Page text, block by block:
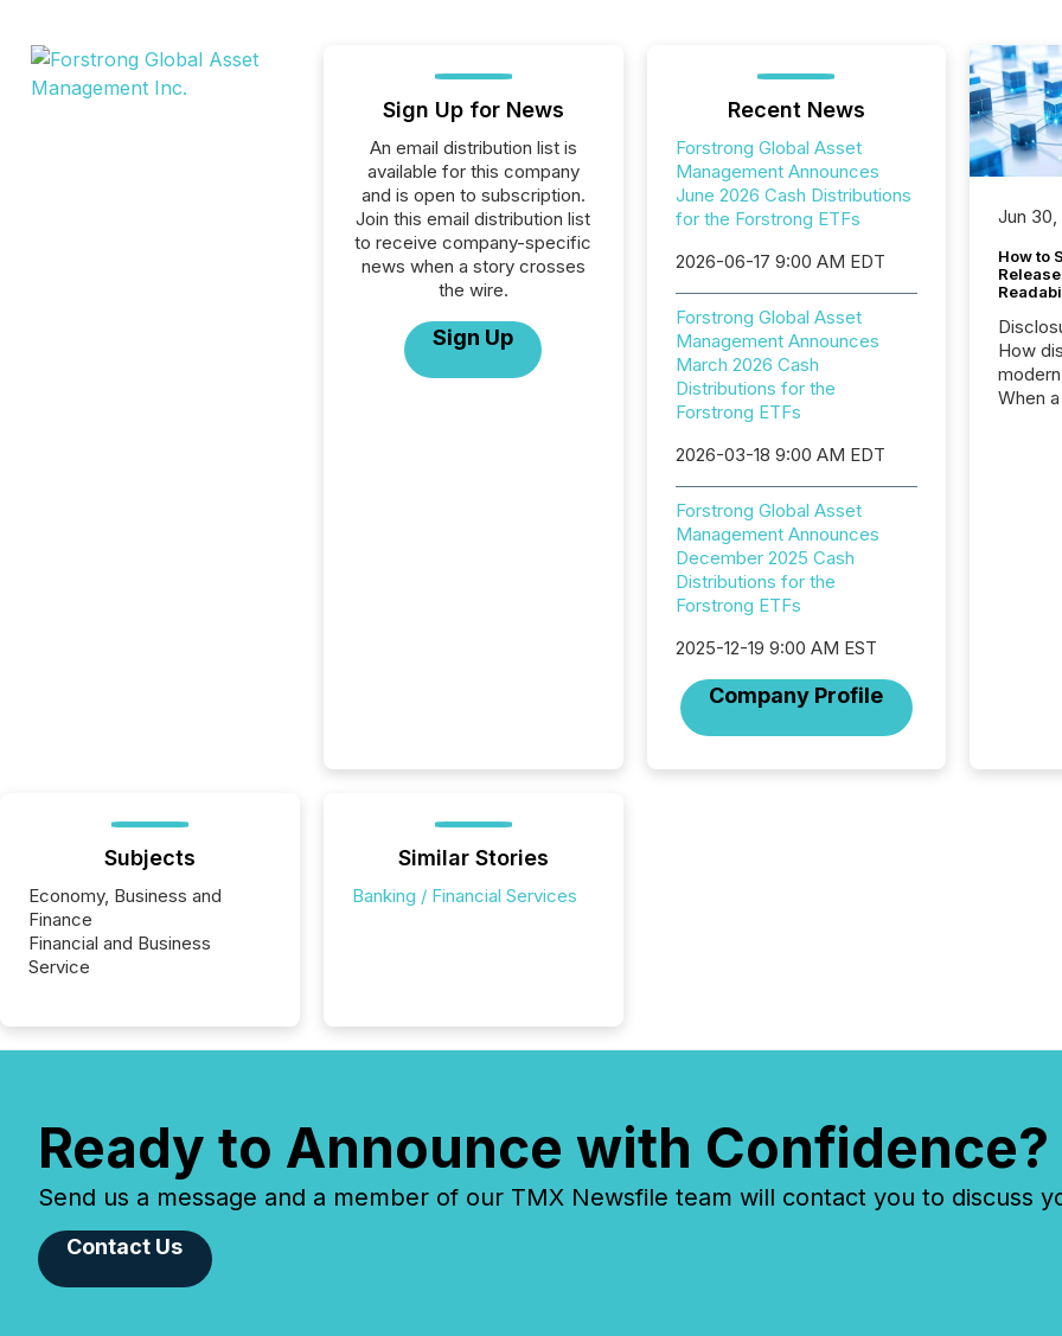
Sign Up for News
An email distribution list is
available for this company
and is open to subscription.
Join this email distribution list
to receive company-specific
news when a story crosses
the wire.
Sign Up
Recent News
Forstrong Global Asset
Management Announces
June 2026 Cash Distributions
for the Forstrong ETFs
2026-06-17 9:00 AM EDT
Forstrong Global Asset
Management Announces
March 2026 Cash
Distributions for the
Forstrong ETFs
2026-03-18 9:00 AM EDT
Forstrong Global Asset
Management Announces
December 2025 Cash
Distributions for the
Forstrong ETFs
2025-12-19 9:00 AM EST
Company Profile
Jun 30,
How to
How
When
key
Subjects
Economy, Business and
Finance
Financial and Business
Service
Similar Stories
Banking / Financial Services
Ready to Announce with Confidence?
Send us a message and a member of our TMX Newsfile team will contact you to discuss
Contact Us